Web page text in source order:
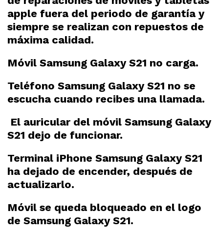
apple fuera del periodo de garantía y
siempre se realizan con repuestos de
máxima calidad.
Móvil Samsung Galaxy S21 no carga.
Teléfono Samsung Galaxy S21 no se
escucha cuando recibes una llamada.
El auricular del móvil Samsung Galaxy
S21 dejo de funcionar.
Terminal iPhone Samsung Galaxy S21
ha dejado de encender, después de
actualizarlo.
Móvil se queda bloqueado en el logo
de Samsung Galaxy S21.